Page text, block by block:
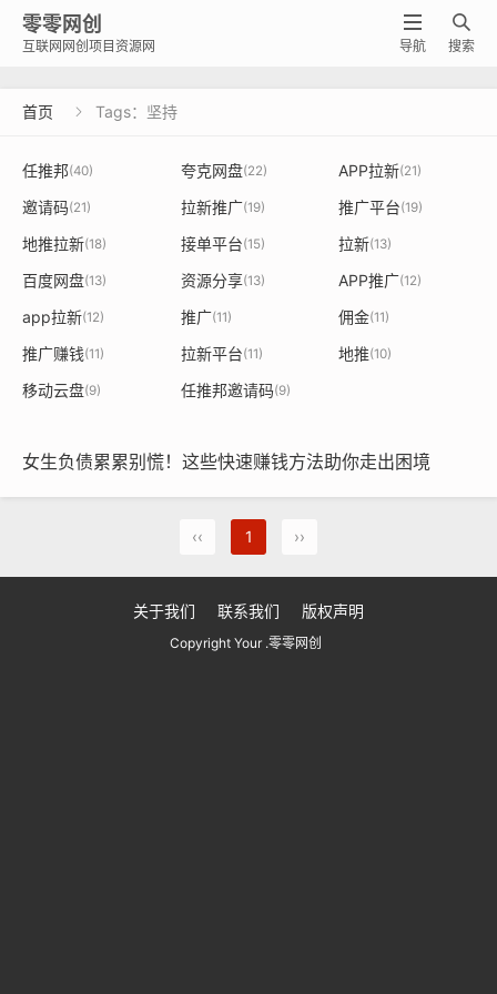
零零网创
互联网网创项目资源网

搜索

导航
首页  Tags：坚持
任推邦(40) 夸克网盘(22) APP拉新(21)
邀请码(21) 拉新推广(19) 推广平台(19)
地推拉新(18) 接单平台(15) 拉新(13)
百度网盘(13) 资源分享(13) APP推广(12)
app拉新(12) 推广(11) 佣金(11)
推广赚钱(11) 拉新平台(11) 地推(10)
移动云盘(9) 任推邦邀请码(9)
女生负债累累别慌！这些快速赚钱方法助你走出困境
‹‹ 1 ››
关于我们 联系我们 版权声明
Copyright Your .零零网创